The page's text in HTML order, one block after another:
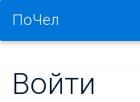
ПоЧел
Войти